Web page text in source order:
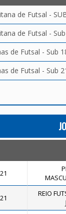
de Futsal -
de Futsal - Sub
de Futsal - Sub
de Futsal - Sub
REIO